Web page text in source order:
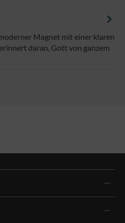
Magnet mit einer klaren
daran, Gott von ganzem